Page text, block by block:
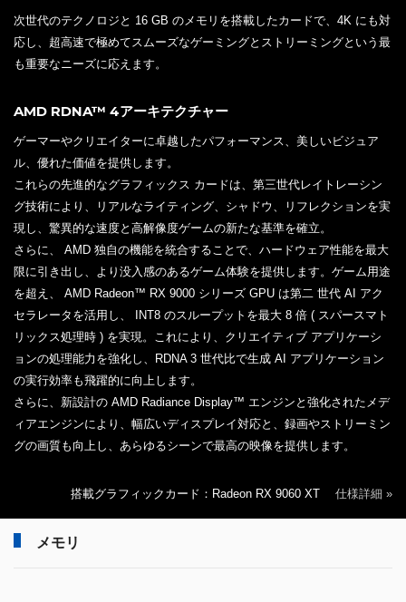
次世代のテクノロジと 16 GB のメモリを搭載したカードで、4K にも対
応し、超高速で極めてスムーズなゲーミングとストリーミングという最
も重要なニーズに応えます。
AMD RDNA™ 4アーキテクチャー
ゲーマーやクリエイターに卓越したパフォーマンス、美しいビジュア
ル、優れた価値を提供します。
これらの先進的なグラフィックス カードは、第三世代レイトレーシン
グ技術により、リアルなライティング、シャドウ、リフレクションを実
現し、驚異的な速度と高解像度ゲームの新たな基準を確立。
さらに、 AMD 独自の機能を統合することで、ハードウェア性能を最大
限に引き出し、より没入感のあるゲーム体験を提供します。ゲーム用途
を超え、 AMD Radeon™ RX 9000 シリーズ GPU は第二 世代 AI アク
セラレータを活用し、 INT8 のスループットを最大 8 倍 ( スパースマト
リックス処理時 ) を実現。これにより、クリエイティブ アプリケーシ
ョンの処理能力を強化し、RDNA 3 世代比で生成 AI アプリケーション
の実行効率も飛躍的に向上します。
さらに、新設計の AMD Radiance Display™ エンジンと強化されたメデ
ィアエンジンにより、幅広いディスプレイ対応と、録画やストリーミン
グの画質も向上し、あらゆるシーンで最高の映像を提供します。
搭載グラフィックカード：Radeon RX 9060 XT 仕様詳細 »
メモリ